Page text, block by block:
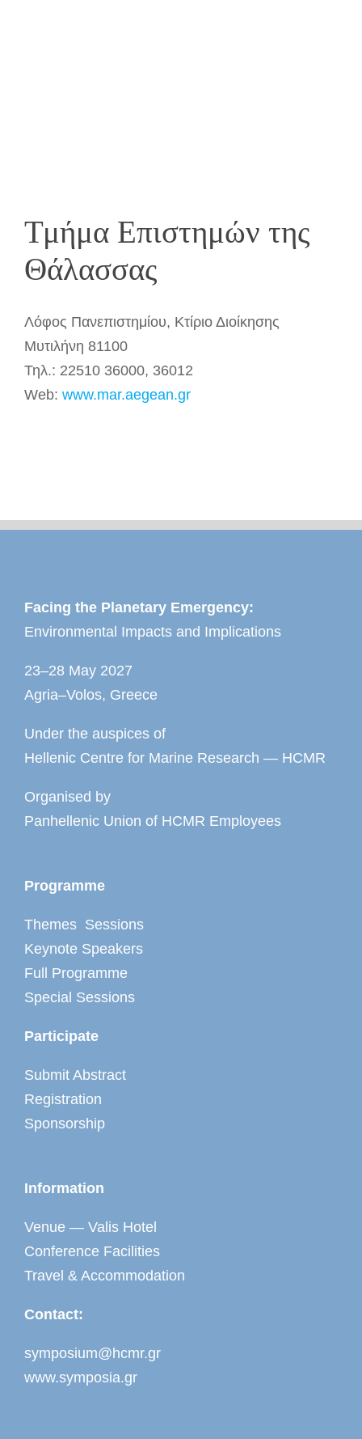
Τμήμα Επιστημών της
Θάλασσας
Λόφος Πανεπιστημίου, Κτίριο Διοίκησης
Μυτιλήνη 81100
Τηλ.: 22510 36000, 36012
Web: www.mar.aegean.gr
Facing the Planetary Emergency:
Environmental Impacts and Implications
23–28 May 2027
Agria–Volos, Greece
Under the auspices of
Hellenic Centre for Marine Research — HCMR
Organised by
Panhellenic Union of HCMR Employees
Programme
Themes Sessions
Keynote Speakers
Full Programme
Special Sessions
Participate
Submit Abstract
Registration
Sponsorship
Information
Venue — Valis Hotel
Conference Facilities
Travel & Accommodation
Contact:
symposium@hcmr.gr
www.symposia.gr